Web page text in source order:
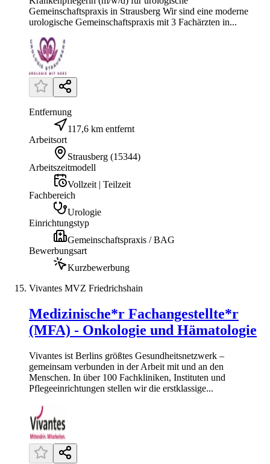
Gemeinschaftspraxis in Strausberg Wir sind eine moderne
urologische Gemeinschaftspraxis mit 3 Fachärzten in...
Entfernung
117,6 km entfernt
Arbeitsort
Strausberg (15344)
Arbeitszeitmodell
Vollzeit | Teilzeit
Fachbereich
Urologie
Einrichtungstyp
Gemeinschaftspraxis / BAG
Bewerbungsart
Kurzbewerbung
Vivantes MVZ Friedrichshain
Medizinische*r Fachangestellte*r
(MFA) - Onkologie und Hämatologie
Vivantes ist Berlins größtes Gesundheitsnetzwerk –
gemeinsam verbunden in der Arbeit mit und an den
Menschen. In über 100 Fachkliniken, Instituten und
Pflegeeinrichtungen stellen wir die erstklassige...